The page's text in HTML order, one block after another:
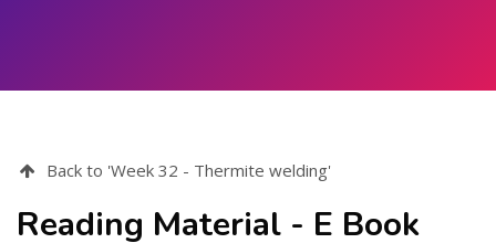
Back to 'Week 32 - Thermite welding'
Reading Material - E Book